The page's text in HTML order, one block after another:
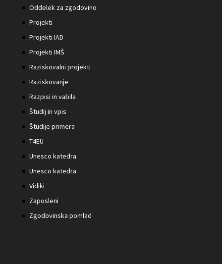
Oddelek za zgodovino
Projekti
Projekti IAD
Projekti IMŠ
Raziskovalni projekti
Raziskovanje
Razpisi in vabila
Študij in vpis
Študije primera
T4EU
Unesco katedra
Unesco katedra
Vidiki
Zaposleni
Zgodovinska pomlad